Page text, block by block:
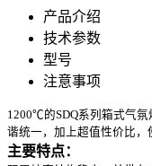
产品介绍
技术参数
型号
注意事项
1200℃的SDQ系列箱式气
谐统一，加上超值性价比，
主要特点：